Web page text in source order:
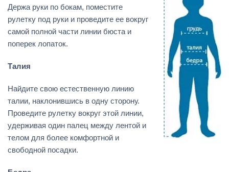
Держа руки по бокам, поместите
рулетку под руки и проведите ее вокруг
самой полной части линии бюста и
поперек лопаток.
Талия
Найдите свою естественную линию
талии, наклонившись в одну сторону.
Проведите рулетку вокруг этой линии,
удерживая один палец между лентой и
телом для более комфортной и
свободной посадки.